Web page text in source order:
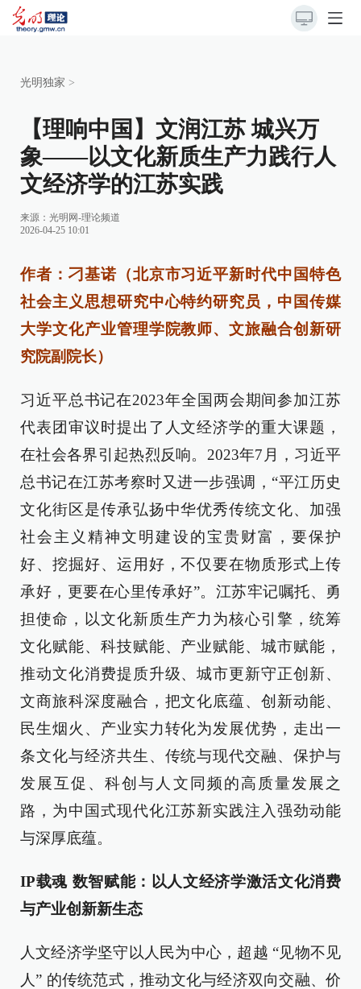
光明独家 >
【理响中国】文润江苏 城兴万
象——以文化新质生产力践行人
文经济学的江苏实践
来源： 光明网-理论频道
2026-04-25 10:01
作者：刁基诺（北京市习近平新时代中国特色
社会主义思想研究中心特约研究员，中国传媒
大学文化产业管理学院教师、文旅融合创新研
究院副院长）
习近平总书记在2023年全国两会期间参加江苏
代表团审议时提出了人文经济学的重大课题，
在社会各界引起热烈反响。2023年7月，习近平
总书记在江苏考察时又进一步强调，“平江历史
文化街区是传承弘扬中华优秀传统文化、加强
社会主义精神文明建设的宝贵财富，要保护
好、挖掘好、运用好，不仅要在物质形式上传
承好，更要在心里传承好”。江苏牢记嘱托、勇
担使命，以文化新质生产力为核心引擎，统筹
文化赋能、科技赋能、产业赋能、城市赋能，
推动文化消费提质升级、城市更新守正创新、
文商旅科深度融合，把文化底蕴、创新动能、
民生烟火、产业实力转化为发展优势，走出一
条文化与经济共生、传统与现代交融、保护与
发展互促、科创与人文同频的高质量发展之
路，为中国式现代化江苏新实践注入强劲动能
与深厚底蕴。
IP载魂 数智赋能：以人文经济学激活文化消费
与产业创新新生态
人文经济学坚守以人民为中心，超越 “见物不见
人” 的传统范式，推动文化与经济双向交融、价